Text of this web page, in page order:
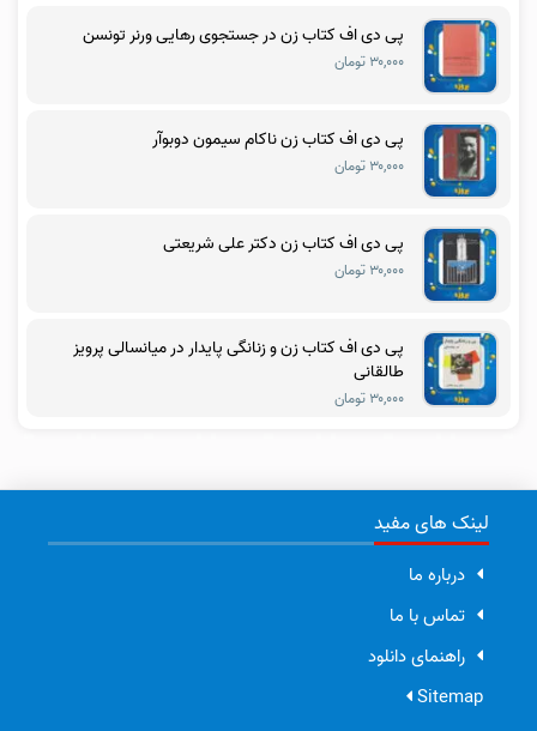
پی دی اف کتاب زن در جستجوی رهایی ورنر تونسن
۳۰,۰۰۰ تومان
پی دی اف کتاب زن ناکام سیمون دوبوآر
۳۰,۰۰۰ تومان
پی دی اف کتاب زن دکتر علی شریعتی
۳۰,۰۰۰ تومان
پی دی اف کتاب زن و زنانگی پایدار در میانسالی پرویز
طالقانی
۳۰,۰۰۰ تومان
لینک های مفید
درباره ما
تماس با ما
راهنمای دانلود
Sitemap